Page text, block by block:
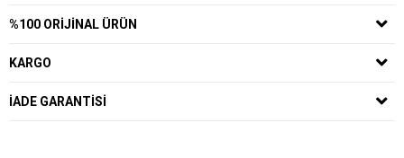
%100 ORIJINAL ÜRÜN
KARGO
İADE GARANTISI